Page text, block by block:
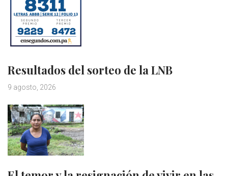
Resultados del sorteo de la LNB
9 agosto, 2026